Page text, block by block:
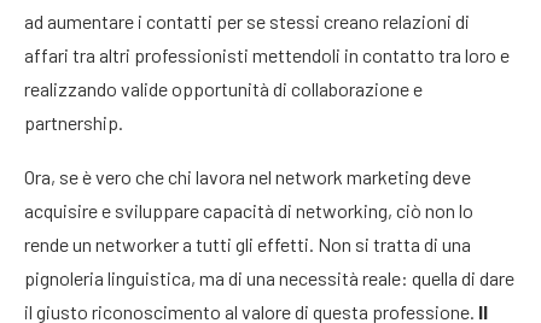
ad aumentare i contatti per se stessi creano relazioni di
affari tra altri professionisti mettendoli in contatto tra loro e
realizzando valide opportunità di collaborazione e
partnership.
Ora, se è vero che chi lavora nel network marketing deve
acquisire e sviluppare capacità di networking, ciò non lo
rende un networker a tutti gli effetti. Non si tratta di una
pignoleria linguistica, ma di una necessità reale: quella di dare
il giusto riconoscimento al valore di questa professione. Il